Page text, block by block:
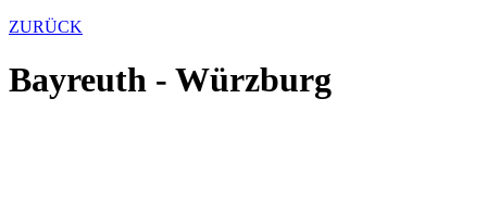
ZURÜCK
Bayreuth - Würzburg